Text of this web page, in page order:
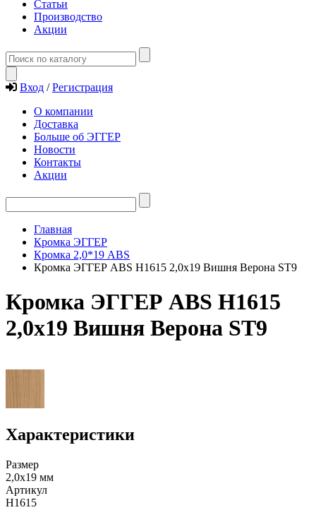
Статьи
Производство
Акции
Вход / Регистрация
О компании
Доставка
Больше об ЭГГЕР
Новости
Контакты
Акции
Главная
Кромка ЭГГЕР
Кромка 2,0*19 ABS
Кромка ЭГГЕР ABS H1615 2,0х19 Вишня Верона ST9
Кромка ЭГГЕР ABS H1615
2,0х19 Вишня Верона ST9
Характеристики
Размер
2,0х19 мм
Артикул
H1615